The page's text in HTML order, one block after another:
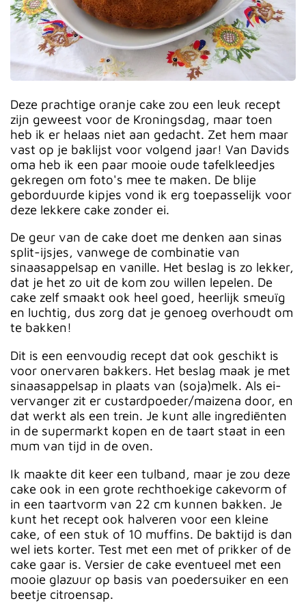
Deze prachtige oranje cake zou een leuk recept
zijn geweest voor de Kroningsdag, maar toen
heb ik er helaas niet aan gedacht. Zet hem maar
vast op je baklijst voor volgend jaar! Van Davids
oma heb ik een paar mooie oude tafelkleedjes
gekregen om foto's mee te maken. De blije
geborduurde kipjes vond ik erg toepasselijk voor
deze lekkere cake zonder ei.
De geur van de cake doet me denken aan sinas
split-ijsjes, vanwege de combinatie van
sinaasappelsap en vanille. Het beslag is zo lekker,
dat je het zo uit de kom zou willen lepelen. De
cake zelf smaakt ook heel goed, heerlijk smeuïg
en luchtig, dus zorg dat je genoeg overhoudt om
te bakken!
Dit is een eenvoudig recept dat ook geschikt is
voor onervaren bakkers. Het beslag maak je met
sinaasappelsap in plaats van (soja)melk. Als ei-
vervanger zit er custardpoeder/maizena door, en
dat werkt als een trein. Je kunt alle ingrediënten
in de supermarkt kopen en de taart staat in een
mum van tijd in de oven.
Ik maakte dit keer een tulband, maar je zou deze
cake ook in een grote rechthoekige cakevorm of
in een taartvorm van 22 cm kunnen bakken. Je
kunt het recept ook halveren voor een kleine
cake, of een stuk of 10 muffins. De baktijd is dan
wel iets korter. Test met een met of prikker of de
cake gaar is. Versier de cake eventueel met een
mooie glazuur op basis van poedersuiker en een
beetje citroensap.